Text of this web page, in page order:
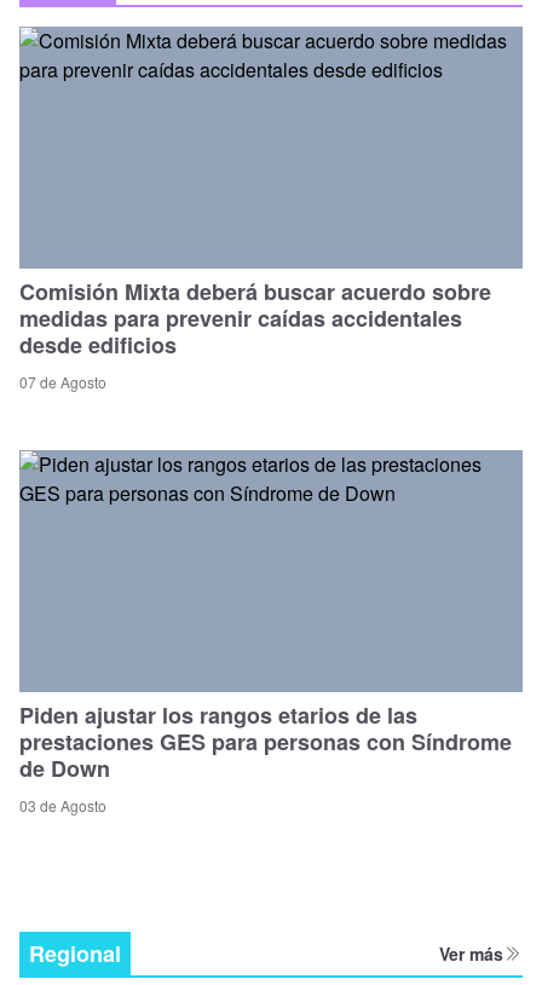
Comisión Mixta deberá buscar acuerdo sobre
medidas para prevenir caídas accidentales
desde edificios
07 de Agosto
Piden ajustar los rangos etarios de las
prestaciones GES para personas con Síndrome
de Down
03 de Agosto
Regional Ver más